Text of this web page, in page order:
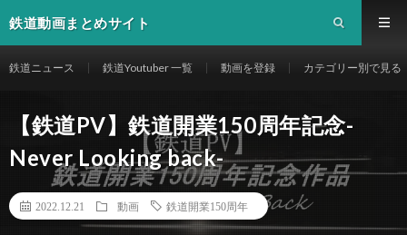
鉄道動画まとめサイト
鉄道ニュース 鉄道Youtuber 一覧 動画を登録 カテゴリー別で見る
【鉄道PV】鉄道開業150周年記念-
Never Looking back-
2022.12.21 動画 鉄道開業150周年